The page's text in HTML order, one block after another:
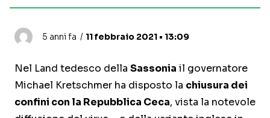
5 anni fa 11 febbraio 2021 • 13:09
Nel Land tedesco della Sassonia il governatore
Michael Kretschmer ha disposto la chiusura dei
confini con la Repubblica Ceca, vista la notevole